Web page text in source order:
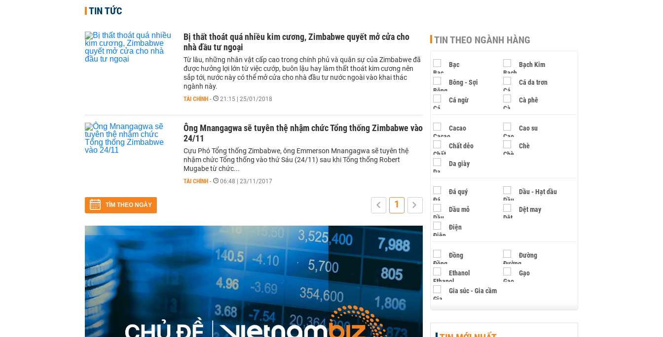
TIN TỨC
Bị thất thoát quá nhiều kim cương, Zimbabwe quyết mở cửa cho
nhà đầu tư ngoại
Từ lâu, những nhân vật cấp cao trong chính phủ và quân sự của Zimbabwe đã
được hưởng lợi lớn từ việc cướp, buôn lậu hay làm thất thoát kim cương nên
sắp tới, nước này có thể mở cửa cho nhà đầu tư nước ngoài vào khai thác
ngành này.
TÀI CHÍNH - 21:15 | 25/01/2018
Ông Mnangagwa sẽ tuyên thệ nhậm chức Tổng thống Zimbabwe vào
24/11
Cựu Phó Tổng thống Zimbabwe, ông Emmerson Mnangagwa sẽ tuyên thệ
nhậm chức Tổng thống vào thứ Sáu (24/11) sau khi Tổng thống Robert
Mugabe từ chức...
TÀI CHÍNH - 06:48 | 23/11/2017
TÌM THEO NGÀY 1
TIN THEO NGÀNH HÀNG
Bạc Bạch Kim
Bông - Sợi Cá da trơn
Cá ngừ Cà phê
Cacao Cao su
Chất dẻo Chè
Da giày
Đá quý Dầu - Hạt dầu
Dầu mỏ Dệt may
Điện
Đồng Đường
Ethanol Gạo
Gia súc - Gia cầm